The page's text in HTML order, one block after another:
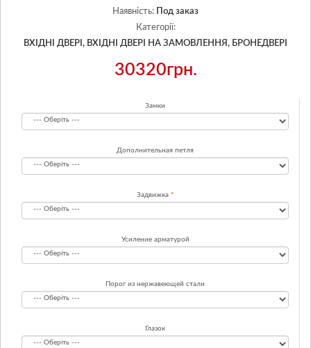
Наявність:
Под заказ
Категорії:
ВХІДНІ ДВЕРІ, ВХІДНІ ДВЕРІ НА ЗАМОВЛЕННЯ, БРОНЕДВЕРІ
30320грн.
Замки
Дополнительная петля
Задвижка
Усиление арматурой
Порог из нержавеющей стали
Глазок